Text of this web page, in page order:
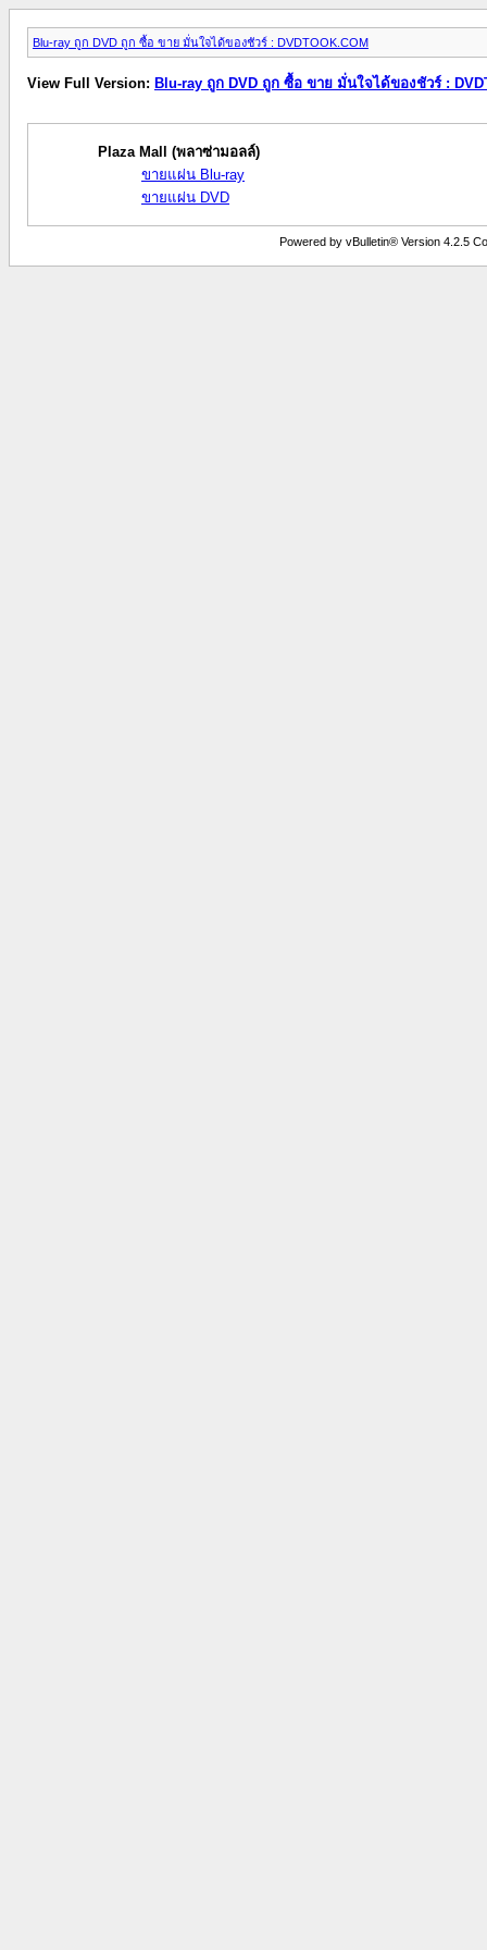
Blu-ray ถูก DVD ถูก ซื้อ ขาย มั่นใจได้ของชัวร์ : DVDTOOK.COM
View Full Version: Blu-ray ถูก DVD ถูก ซื้อ ขาย มั่นใจได้ของชัวร์ :
Plaza Mall (พลาซ่ามอลล์)
ขายแผ่น Blu-ray
ขายแผ่น DVD
Powered by vBulletin® Version 4.2.5